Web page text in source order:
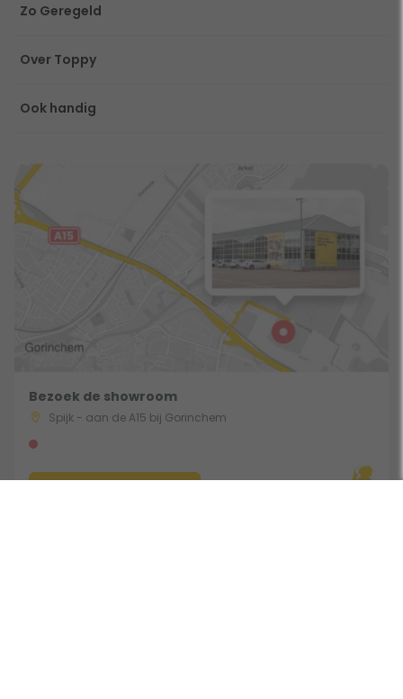
Zo Geregeld
Over Toppy
Ook handig
Bezoek de showroom
Spijk - aan de A15 bij Gorinchem